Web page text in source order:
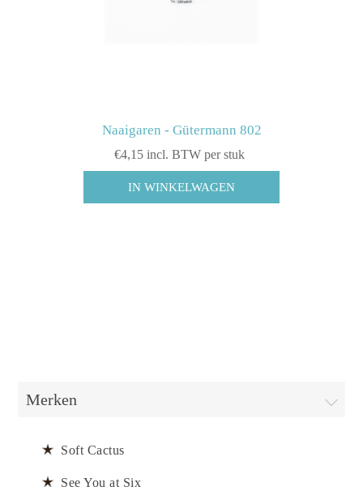
Naaigaren - Gütermann 802
€4,15 incl. BTW per stuk
Merken
Soft Cactus
See You at Six